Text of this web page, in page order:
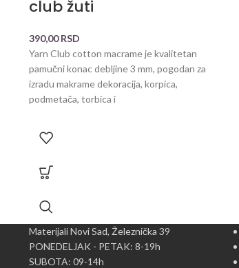
club žuti
390,00RSD
Yarn Club cotton macrame je kvalitetan
pamučni konac debljine 3 mm, pogodan za
izradu makrame dekoracija, korpica,
podmetača, torbica i
Materijali Novi Sad, Železnička 39
PONEDELJAK - PETAK: 8-19h
SUBOTA: 09-14h